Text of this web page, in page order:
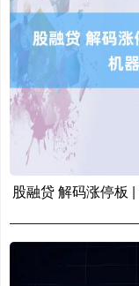
股融贷 解码涨停板